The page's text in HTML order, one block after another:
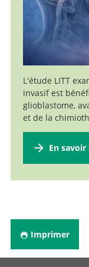
Aller au profil
Médecin-chef
Aller au profil
Cheffe de service,
peropératoire
Aller au profil
Médecin
fonctionnelle
Aller au profil
Chef de clinique
L'étude LITT
invasif est
glioblastome,
et de la
En
Imprimer